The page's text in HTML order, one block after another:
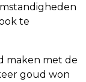
te
maken met de
goud won